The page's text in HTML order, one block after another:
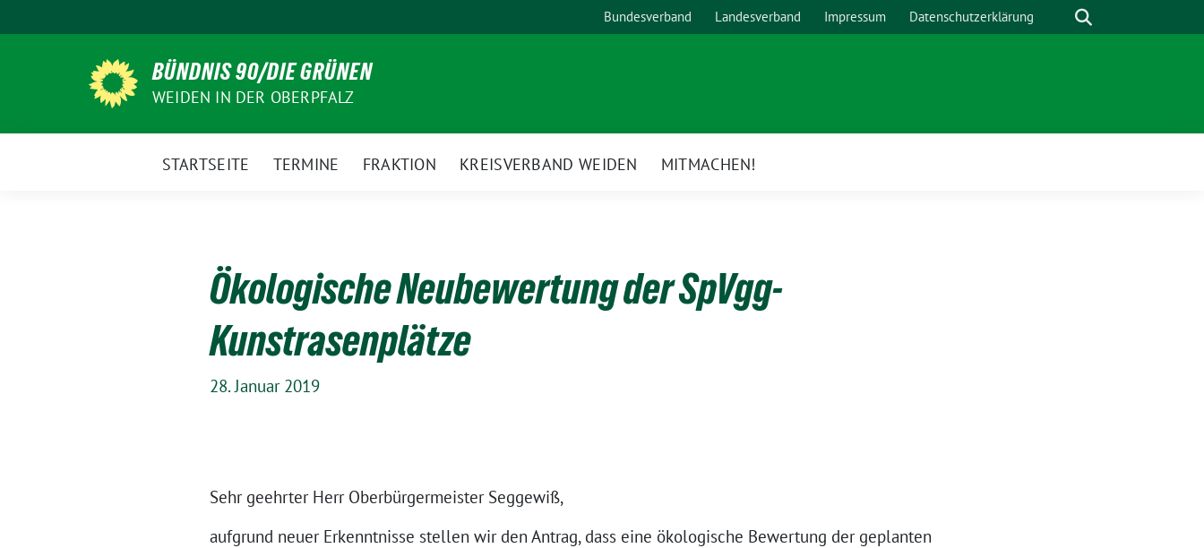
zum
Bundesverband Landesverband Impressum Datenschutzerklärung Suche
BÜNDNIS 90/DIE GRÜNEN
WEIDEN IN DER OBERPFALZ
STARTSEITE TERMINE FRAKTION KREISVERBAND WEIDEN MITMACHEN!
Ökologische Neubewertung der SpVgg-
Kunstrasenplätze
28. Januar 2019
Sehr geehrter Herr Oberbürgermeister Seggewiß,
aufgrund neuer Erkenntnisse stellen wir den Antrag, dass eine ökologische Bewertung der geplanten